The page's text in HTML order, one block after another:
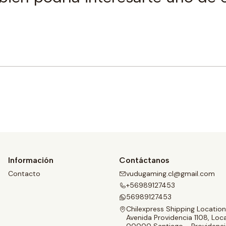
Información
Contacto
Contáctanos
vudugaming.cl@gmail.com
+56989127453
56989127453
Chilexpress Shipping Location
Avenida Providencia 1108,